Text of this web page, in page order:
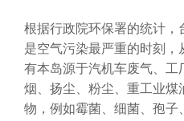
根据行政院环保署的统计，
是空气污染最严重的时刻
有本岛源于汽机车废气、工
烟、扬尘、粉尘、重工业煤
物，例如霉菌、细菌、孢子